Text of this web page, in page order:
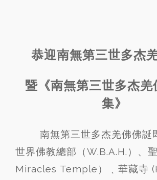
中-2023June30
恭迎南無第三世多杰
暨《南無第三世多杰羌
集》
南無第三世多杰羌佛佛誕即
世界佛教總部（W.B.A.H.）、
Miracles Temple）﹑華藏寺